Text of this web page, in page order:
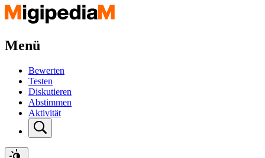
Menü
Bewerten
Testen
Diskutieren
Abstimmen
Aktivität